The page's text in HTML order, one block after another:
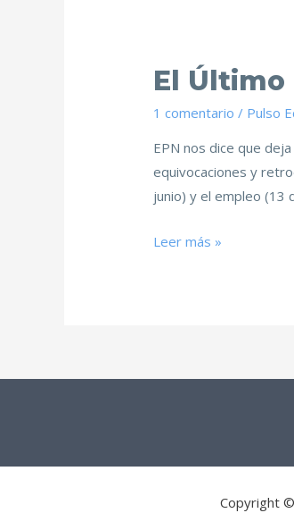
El
1 comentario / Pulso
EPN nos dice que
equivocaciones y
junio) y el empleo (13
Leer más »
Copyright